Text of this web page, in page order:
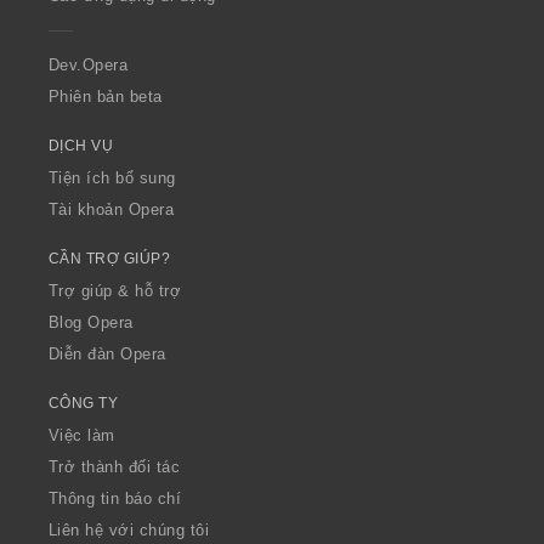
a
Dev.Opera
Phiên bản beta
DỊCH VỤ
Tiện ích bổ sung
Tài khoản Opera
CẦN TRỢ GIÚP?
Trợ giúp & hỗ trợ
Blog Opera
Diễn đàn Opera
CÔNG TY
Việc làm
Trở thành đối tác
Thông tin báo chí
Liên hệ với chúng tôi